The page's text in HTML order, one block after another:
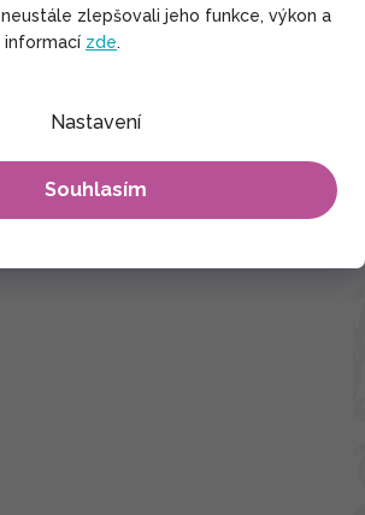
zlepšovali jeho funkce, výkon a
informací zde.
Nastavení
Souhlasím